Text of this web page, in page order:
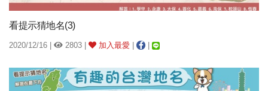
看提示猜地名(3)
2020/12/16 | 2803 | 加入最愛